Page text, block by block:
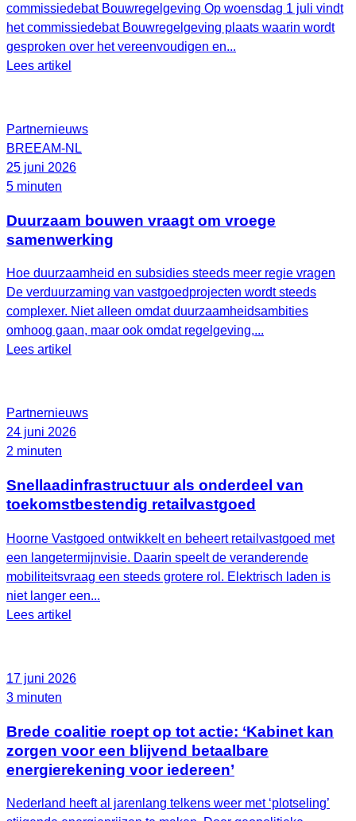
commissiedebat Bouwregelgeving Op woensdag 1 juli vindt
het commissiedebat Bouwregelgeving plaats waarin wordt
gesproken over het vereenvoudigen en...
Lees artikel
Partnernieuws
BREEAM-NL
25 juni 2026
5 minuten
Duurzaam bouwen vraagt om vroege
samenwerking
Hoe duurzaamheid en subsidies steeds meer regie vragen
De verduurzaming van vastgoedprojecten wordt steeds
complexer. Niet alleen omdat duurzaamheidsambities
omhoog gaan, maar ook omdat regelgeving,...
Lees artikel
Partnernieuws
24 juni 2026
2 minuten
Snellaadinfrastructuur als onderdeel van
toekomstbestendig retailvastgoed
Hoorne Vastgoed ontwikkelt en beheert retailvastgoed met
een langetermijnvisie. Daarin speelt de veranderende
mobiliteitsvraag een steeds grotere rol. Elektrisch laden is
niet langer een...
Lees artikel
17 juni 2026
3 minuten
Brede coalitie roept op tot actie: ‘Kabinet kan
zorgen voor een blijvend betaalbare
energierekening voor iedereen’
Nederland heeft al jarenlang telkens weer met ‘plotseling’